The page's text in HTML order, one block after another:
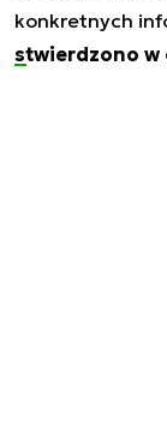
konkretnych
stwierdzono w